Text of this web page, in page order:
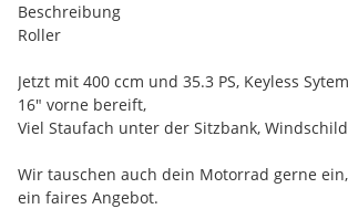
Beschreibung
Roller
Jetzt mit 400 ccm und 35.3 PS, Keyless
16" vorne bereift,
Viel Staufach unter der Sitzbank,
Wir tauschen auch dein Motorrad gerne
ein faires Angebot.